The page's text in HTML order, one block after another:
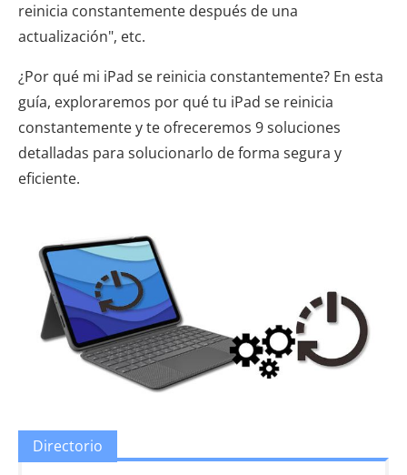
reinicia constantemente después de una
actualización", etc.
¿Por qué mi iPad se reinicia constantemente? En esta
guía, exploraremos por qué tu iPad se reinicia
constantemente y te ofreceremos 9 soluciones
detalladas para solucionarlo de forma segura y
eficiente.
Directorio